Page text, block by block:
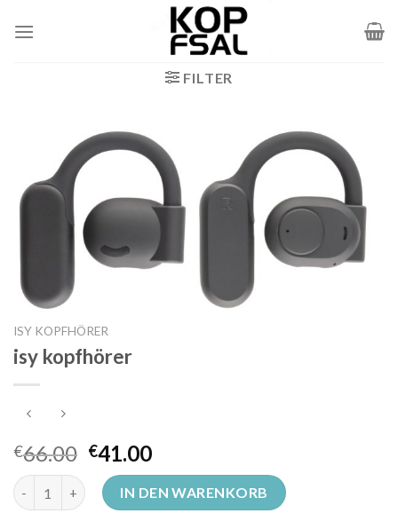
Inhalt
FILTER
ISY KOPFHÖRER
isy kopfhörer
€66.00 €41.00
isy kopfhörer MengeIN DEN WARENKORB